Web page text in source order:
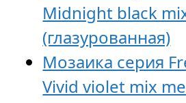
Midnight black
(глазурованная)
Мозаика серия
Vivid violet mix